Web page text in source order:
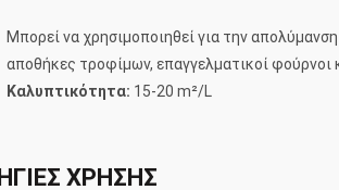
Mπορεί να χρησιμοποιηθεί για την
αποθήκες τροφίμων, επαγγελματικοί φούρνοι
Καλυπτικότητα: 15-20 m²/L
ΧΡΗΣΗΣ